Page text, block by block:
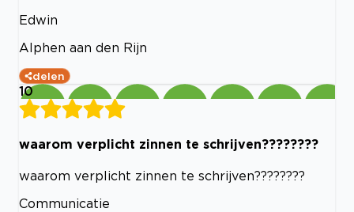
Edwin
Alphen aan den Rijn
delen
10
waarom verplicht zinnen te schrijven????????
waarom verplicht zinnen te schrijven????????
Communicatie